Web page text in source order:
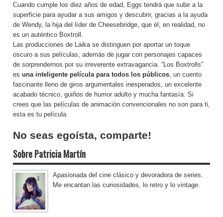
Cuando cumple los diez años de edad, Eggs tendrá que subir a la
superficie para ayudar a sus amigos y descubrir, gracias a la ayuda
de Wendy, la hija del líder de Cheesebridge, que él, en realidad, no
es un auténtico Boxtroll.
Las producciones de Laika se distinguen por aportar un toque
oscuro a sus películas, además de jugar con personajes capaces
de sorprendernos por su irreverente extravagancia. “Los Boxtrolls”
es una inteligente película para todos los públicos , un cuento
fascinante lleno de giros argumentales inesperados, un excelente
acabado técnico, guiños de humor adulto y mucha fantasía. Si
crees que las películas de animación convencionales no son para ti,
esta es tu película.
No seas egoísta, comparte!
Sobre Patricia Martín
Apasionada del cine clásico y devoradora de series.
Me encantan las curiosidades, lo retro y lo vintage.